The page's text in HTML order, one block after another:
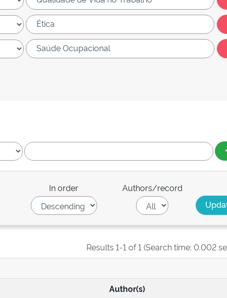
In order Authors/record
Results 1-1 of 1 (Search time: 0.002
Author(s)